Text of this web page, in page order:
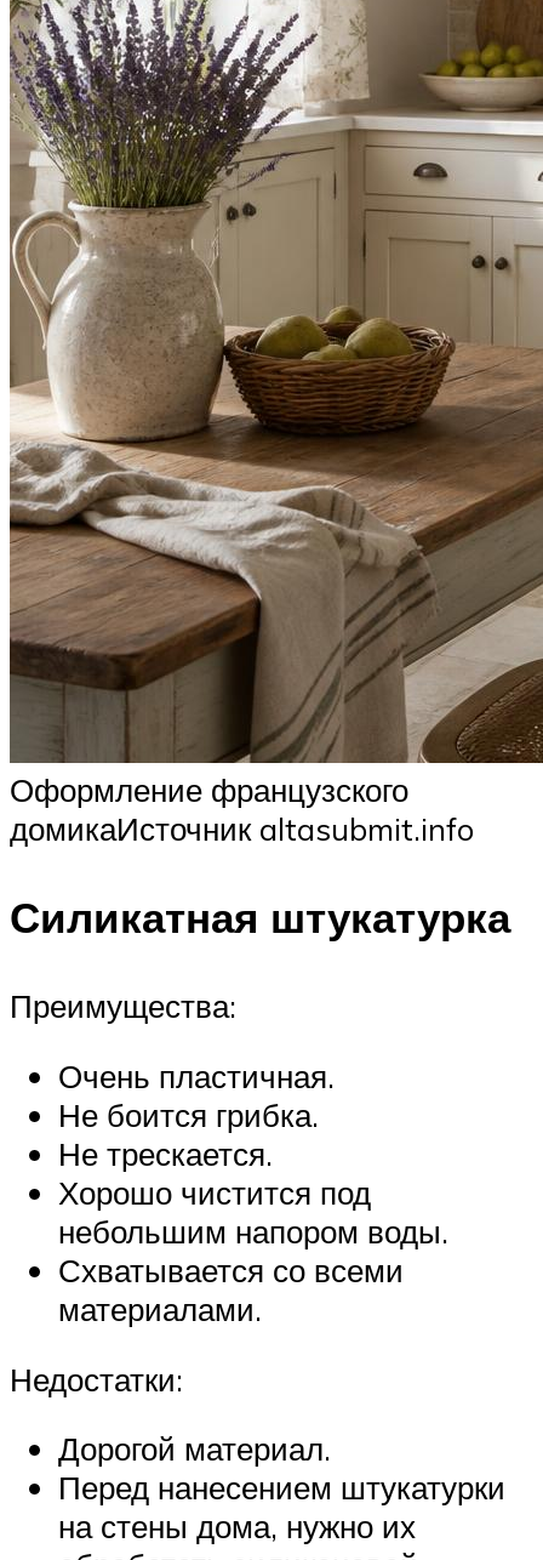
Оформление французского
домикаИсточник altasubmit.info
Силикатная штукатурка
Преимущества:
Очень пластичная.
Не боится грибка.
Не трескается.
Хорошо чистится под
небольшим напором воды.
Схватывается со всеми
материалами.
Недостатки:
Дорогой материал.
Перед нанесением штукатурки
на стены дома, нужно их